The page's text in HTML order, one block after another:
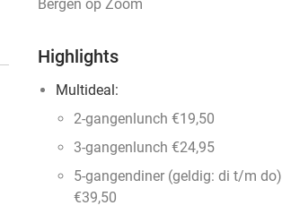
Bergen op Zoom
Highlights
Multideal:
2-gangenlunch €19,50
3-gangenlunch €24,95
5-gangendiner (geldig: di t/m do)
€39,50